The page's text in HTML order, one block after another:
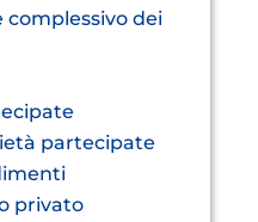
dei
partecipate
privato